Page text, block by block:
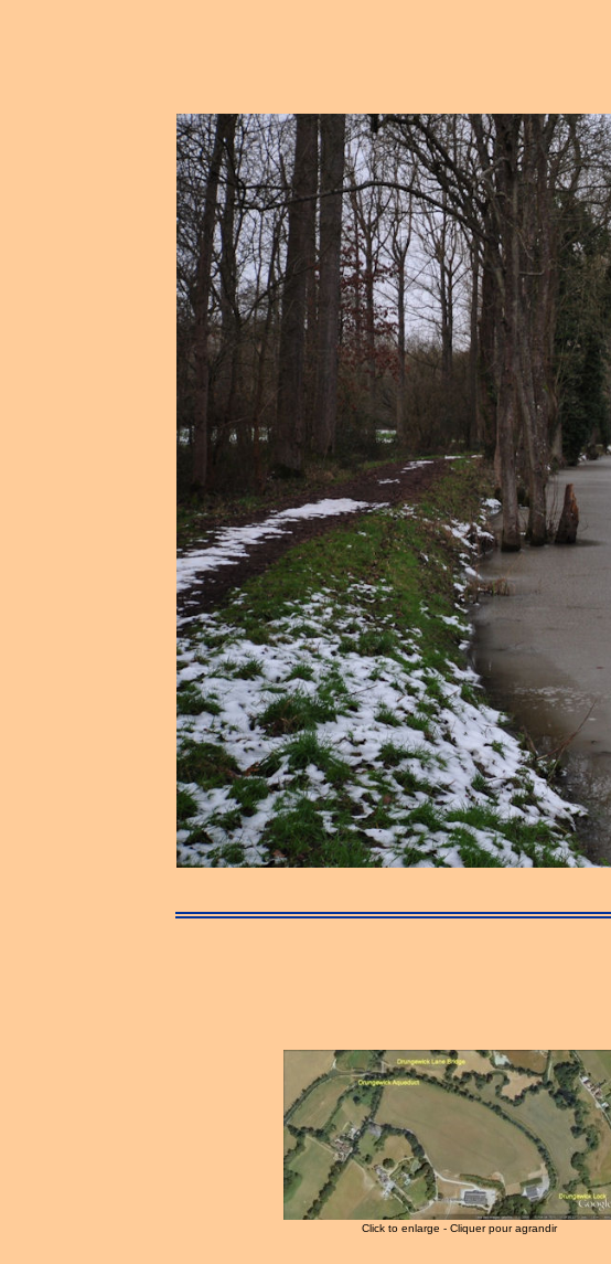
Click to enlarge - Cliquer pour agrandir